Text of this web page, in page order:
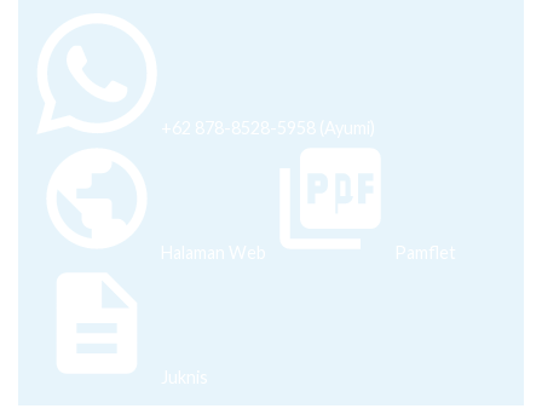
+62 878-8528-5958 (Ayumi)
Halaman Web Pamflet
Juknis